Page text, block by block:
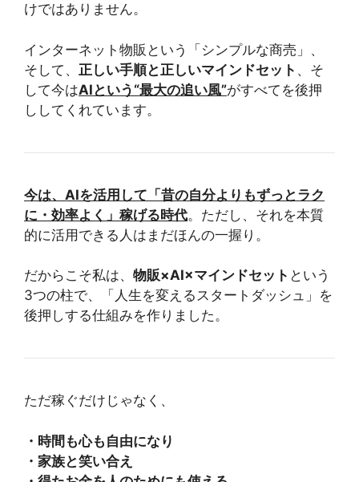
けではありません。
インターネット物販という「シンプルな商売」、
そして、 正しい手順と正しいマインドセット 、そ
して今はAIという“最大の追い風”がすべてを後押
ししてくれています。
今は、AIを活用して「昔の自分よりもずっとラク
に・効率よく」稼げる時代。ただし、それを本質
的に活用できる人はまだほんの一握り。
だからこそ私は、 物販×AI×マインドセット という
3つの柱で、「人生を変えるスタートダッシュ」を
後押しする仕組みを作りました。
ただ稼ぐだけじゃなく、
・時間も心も自由になり
・家族と笑い合え